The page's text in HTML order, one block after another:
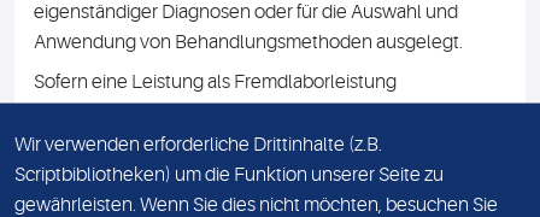
eigenständiger Diagnosen oder für die Auswahl und
Anwendung von Behandlungsmethoden ausgelegt.
Sofern eine Leistung als Fremdlaborleistung
Namen des Fremdlabors mit. Mit der Beauftragung der
Fremdlaborleistung erklären Sie sich mit dieser
Vereinbarung einverstanden.
Wir verwenden erforderliche Drittinhalte (z.B.
Scriptbibliotheken) um die Funktion unserer Seite zu
gewährleisten. Wenn Sie dies nicht möchten, besuchen Sie